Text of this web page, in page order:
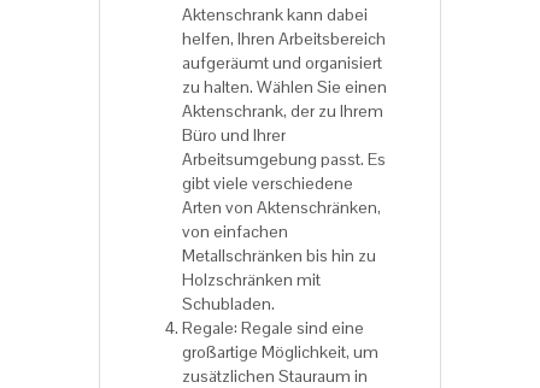
Aktenschrank kann dabei
helfen, Ihren Arbeitsbereich
aufgeräumt und organisiert
zu halten. Wählen Sie einen
Aktenschrank, der zu Ihrem
Büro und Ihrer
Arbeitsumgebung passt. Es
gibt viele verschiedene
Arten von Aktenschränken,
von einfachen
Metallschränken bis hin zu
Holzschränken mit
Schubladen.
Regale: Regale sind eine
großartige Möglichkeit, um
zusätzlichen Stauraum in